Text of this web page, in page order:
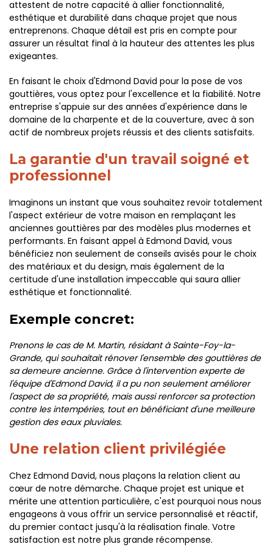
attestent de notre capacité à allier fonctionnalité,
esthétique et durabilité dans chaque projet que nous
entreprenons. Chaque détail est pris en compte pour
assurer un résultat final à la hauteur des attentes les plus
exigeantes.
En faisant le choix d'Edmond David pour la pose de vos
gouttières, vous optez pour l'excellence et la fiabilité. Notre
entreprise s'appuie sur des années d'expérience dans le
domaine de la charpente et de la couverture, avec à son
actif de nombreux projets réussis et des clients satisfaits.
La garantie d'un travail soigné et
professionnel
Imaginons un instant que vous souhaitez revoir totalement
l'aspect extérieur de votre maison en remplaçant les
anciennes gouttières par des modèles plus modernes et
performants. En faisant appel à Edmond David, vous
bénéficiez non seulement de conseils avisés pour le choix
des matériaux et du design, mais également de la
certitude d'une installation impeccable qui saura allier
esthétique et fonctionnalité.
Exemple concret:
Prenons le cas de M. Martin, résidant à Sainte-Foy-la-
Grande, qui souhaitait rénover l'ensemble des gouttières de
sa demeure ancienne. Grâce à l'intervention experte de
l'équipe d'Edmond David, il a pu non seulement améliorer
l'aspect de sa propriété, mais aussi renforcer sa protection
contre les intempéries, tout en bénéficiant d'une meilleure
gestion des eaux pluviales.
Une relation client privilégiée
Chez Edmond David, nous plaçons la relation client au
cœur de notre démarche. Chaque projet est unique et
mérite une attention particulière, c'est pourquoi nous nous
engageons à vous offrir un service personnalisé et réactif,
du premier contact jusqu'à la réalisation finale. Votre
satisfaction est notre plus grande récompense.